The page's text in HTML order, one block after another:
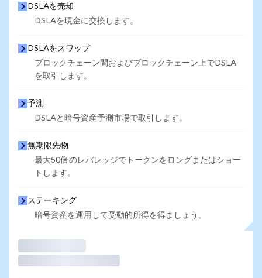
DSLAを売却
DSLAを現金に交換します。
DSLAをスワップ
ブロックチェーン間およびブロックチェーン上でDSLA
を取引します。
予測
DSLAと暗号資産予測市場で取引します。
無期限先物
最大50倍のレバレッジでトークンをロングまたはショー
トします。
ステーキング
暗号資産を運用して受動的所得を得ましょう。